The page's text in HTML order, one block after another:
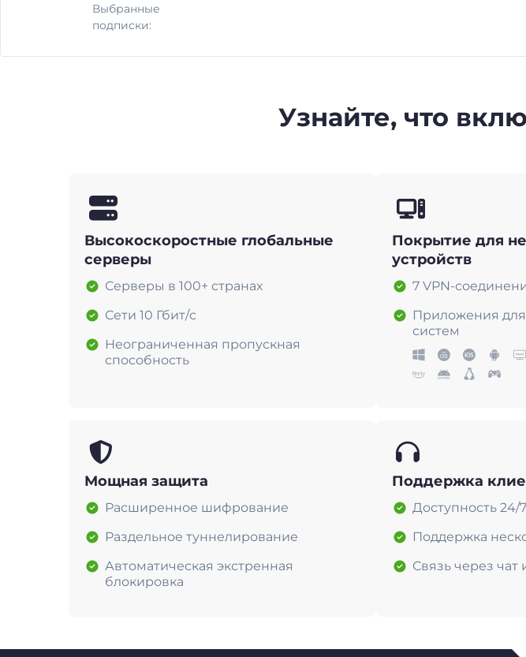
Выбранные
подписки:
Узнайте, что
Высокоскоростные глобальные
серверы
Серверы в 100+ странах
Сети 10 Гбит/с
Неограниченная пропускная
способность
Покрытие для
устройств
7 VPN-
Приложения
систем
Мощная защита
Расширенное шифрование
Раздельное туннелирование
Автоматическая экстренная
блокировка
Поддержка
Доступность 24/7
Поддержка
Связь через чат